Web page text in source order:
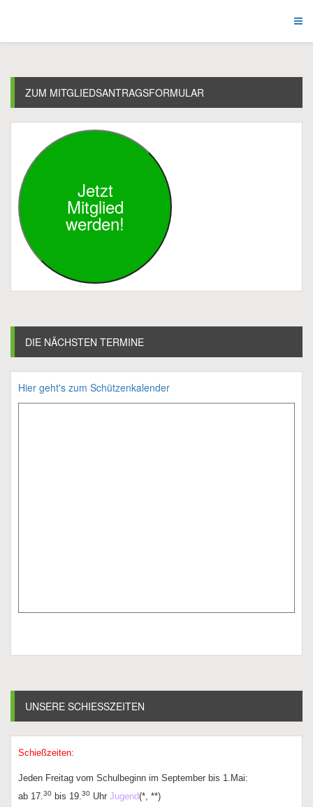
ZUM MITGLIEDSANTRAGSFORMULAR
Jetzt
Mitglied
werden!
DIE NÄCHSTEN TERMINE
Hier geht's zum Schützenkalender
UNSERE SCHIESSZEITEN
Schießzeiten:
Jeden Freitag vom Schulbeginn im September bis 1.Mai:
ab 17.30 bis 19.30 Uhr Jugend(*, **)